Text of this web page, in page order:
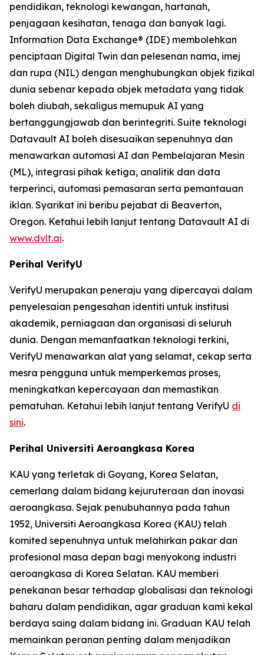
pendidikan, teknologi kewangan, hartanah,
penjagaan kesihatan, tenaga dan banyak lagi.
Information Data Exchange® (IDE) membolehkan
penciptaan Digital Twin dan pelesenan nama, imej
dan rupa (NIL) dengan menghubungkan objek fizikal
dunia sebenar kepada objek metadata yang tidak
boleh diubah, sekaligus memupuk AI yang
bertanggungjawab dan berintegriti. Suite teknologi
Datavault AI boleh disesuaikan sepenuhnya dan
menawarkan automasi AI dan Pembelajaran Mesin
(ML), integrasi pihak ketiga, analitik dan data
terperinci, automasi pemasaran serta pemantauan
iklan. Syarikat ini beribu pejabat di Beaverton,
Oregon. Ketahui lebih lanjut tentang Datavault AI di
www.dvlt.ai.
Perihal VerifyU
VerifyU merupakan peneraju yang dipercayai dalam
penyelesaian pengesahan identiti untuk institusi
akademik, perniagaan dan organisasi di seluruh
dunia. Dengan memanfaatkan teknologi terkini,
VerifyU menawarkan alat yang selamat, cekap serta
mesra pengguna untuk memperkemas proses,
meningkatkan kepercayaan dan memastikan
pematuhan. Ketahui lebih lanjut tentang VerifyU di
sini.
Perihal Universiti Aeroangkasa Korea
KAU yang terletak di Goyang, Korea Selatan,
cemerlang dalam bidang kejuruteraan dan inovasi
aeroangkasa. Sejak penubuhannya pada tahun
1952, Universiti Aeroangkasa Korea (KAU) telah
komited sepenuhnya untuk melahirkan pakar dan
profesional masa depan bagi menyokong industri
aeroangkasa di Korea Selatan. KAU memberi
penekanan besar terhadap globalisasi dan teknologi
baharu dalam pendidikan, agar graduan kami kekal
berdaya saing dalam bidang ini. Graduan KAU telah
memainkan peranan penting dalam menjadikan